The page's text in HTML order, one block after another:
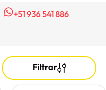
+51 936 541 886
Filtrar